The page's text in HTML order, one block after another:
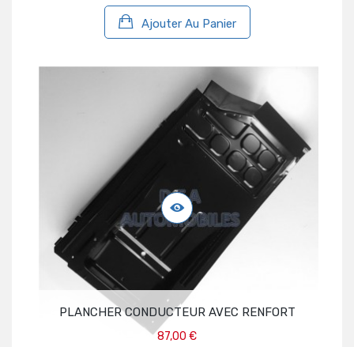
Ajouter Au Panier
PLANCHER CONDUCTEUR AVEC RENFORT
87,00 €